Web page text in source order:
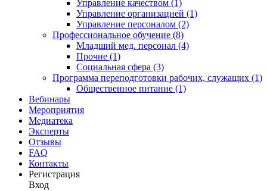
Управление качеством (1)
Управление организацией (1)
Управление персоналом (2)
Профессиональное обучение (8)
Младший мед. персонал (4)
Прочие (1)
Социальная сфера (3)
Программа переподготовки рабочих, служащих (1)
Общественное питание (1)
Вебинары
Мероприятия
Медиатека
Эксперты
Отзывы
FAQ
Контакты
Регистрация
Вход